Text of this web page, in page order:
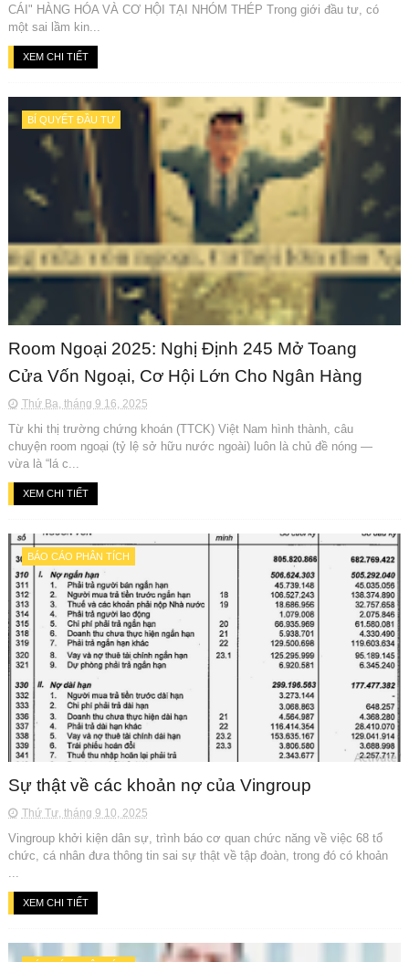
CÁI" HÀNG HÓA VÀ CƠ HỘI TẠI NHÓM THÉP Trong giới đầu tư, có
một sai lầm kin...
XEM CHI TIẾT
BÍ QUYẾT ĐẦU TƯ
Room Ngoại 2025: Nghị Định 245 Mở Toang
Cửa Vốn Ngoại, Cơ Hội Lớn Cho Ngân Hàng
Thứ Ba, tháng 9 16, 2025
Từ khi thị trường chứng khoán (TTCK) Việt Nam hình thành, câu
chuyện room ngoại (tỷ lệ sở hữu nước ngoài) luôn là chủ đề nóng —
vừa là “lá c...
XEM CHI TIẾT
BÁO CÁO PHÂN TÍCH
Sự thật về các khoản nợ của Vingroup
Thứ Tư, tháng 9 10, 2025
Vingroup khởi kiện dân sự, trình báo cơ quan chức năng về việc 68 tổ
chức, cá nhân đưa thông tin sai sự thật về tập đoàn, trong đó có khoản
XEM CHI TIẾT